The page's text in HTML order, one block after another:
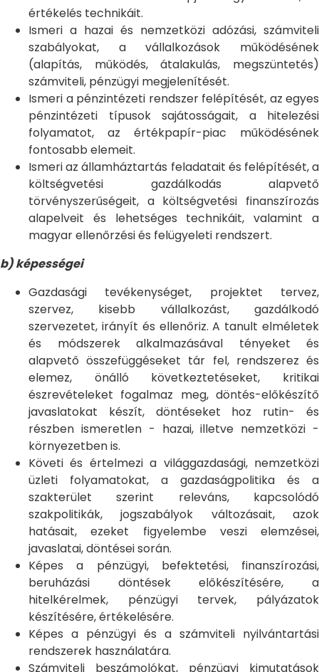
értékelés technikáit.
Ismeri a hazai és nemzetközi adózási, számviteli
szabályokat, a vállalkozások működésének
(alapítás, működés, átalakulás, megszüntetés)
számviteli, pénzügyi megjelenítését.
Ismeri a pénzintézeti rendszer felépítését, az egyes
pénzintézeti típusok sajátosságait, a hitelezési
folyamatot, az értékpapír-piac működésének
fontosabb elemeit.
Ismeri az államháztartás feladatait és felépítését, a
költségvetési gazdálkodás alapvető
törvényszerűségeit, a költségvetési finanszírozás
alapelveit és lehetséges technikáit, valamint a
magyar ellenőrzési és felügyeleti rendszert.
b) képességei
Gazdasági tevékenységet, projektet tervez,
szervez, kisebb vállalkozást, gazdálkodó
szervezetet, irányít és ellenőriz. A tanult elméletek
és módszerek alkalmazásával tényeket és
alapvető összefüggéseket tár fel, rendszerez és
elemez, önálló következtetéseket, kritikai
észrevételeket fogalmaz meg, döntés-előkészítő
javaslatokat készít, döntéseket hoz rutin- és
részben ismeretlen - hazai, illetve nemzetközi -
környezetben is.
Követi és értelmezi a világgazdasági, nemzetközi
üzleti folyamatokat, a gazdaságpolitika és a
szakterület szerint releváns, kapcsolódó
szakpolitikák, jogszabályok változásait, azok
hatásait, ezeket figyelembe veszi elemzései,
javaslatai, döntései során.
Képes a pénzügyi, befektetési, finanszírozási,
beruházási döntések előkészítésére, a
hitelkérelmek, pénzügyi tervek, pályázatok
készítésére, értékelésére.
Képes a pénzügyi és a számviteli nyilvántartási
rendszerek használatára.
Számviteli beszámolókat, pénzügyi kimutatások